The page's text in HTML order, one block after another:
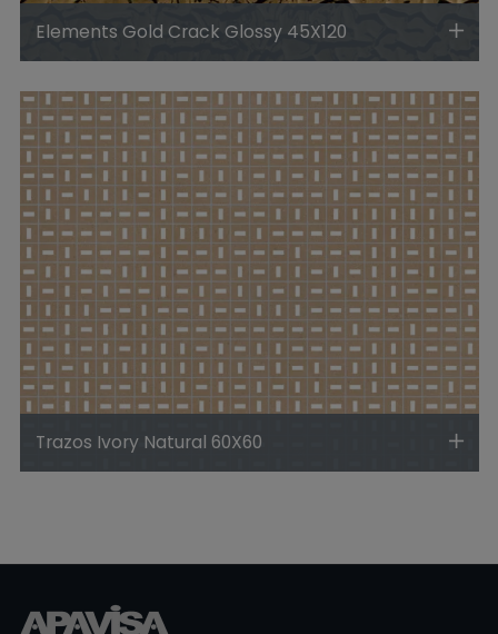
Elements Gold Crack Glossy 45X120
Trazos Ivory Natural 60X60